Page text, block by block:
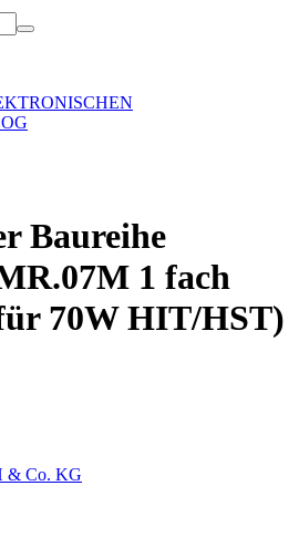
Baureihe
1 fach
70W HIT/HST)
& Co. KG